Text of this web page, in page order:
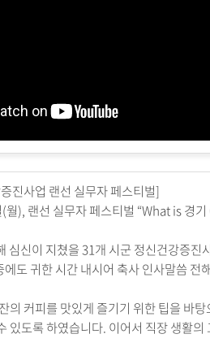
진사업 랜선 실무자 페스티벌]
(월), 랜선 실무자 페스티벌 “What is경기
심신이 지쳤을31개 시군 정신건강증진
도 귀한 시간 내시어 축사 인사말씀 전
의 커피를 맛있게 즐기기 위한 팁을 바
있도록 하였습니다. 이어서 직장 생활의